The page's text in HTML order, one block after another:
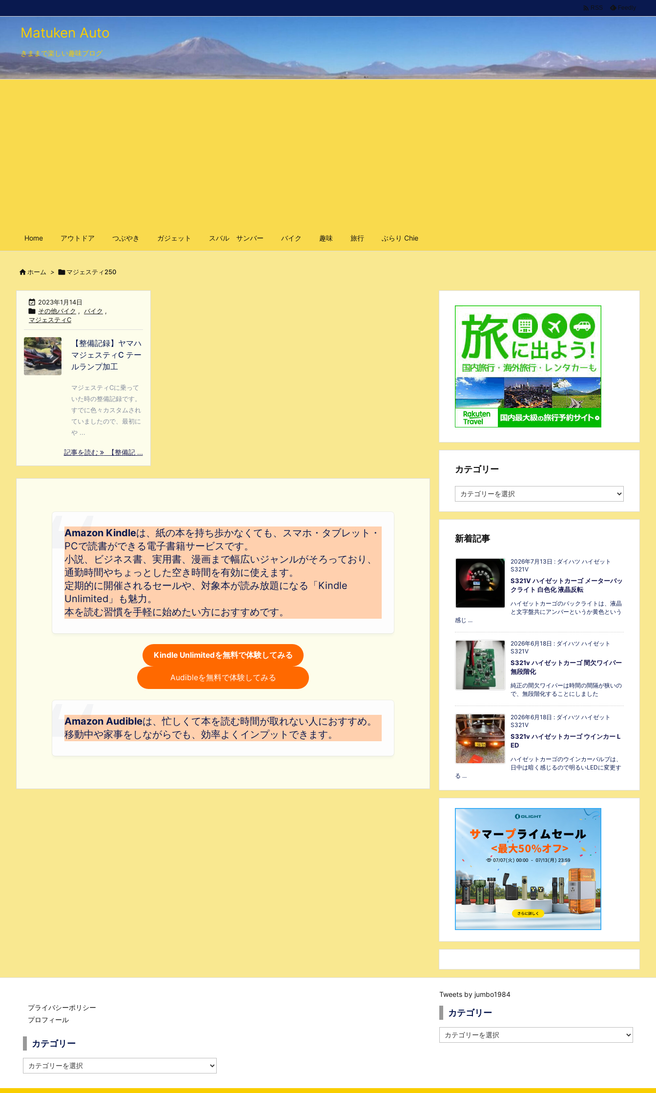
Matuken Auto
きままで楽しい趣味ブログ
Home アウトドア つぶやき ガジェット スバル サンバー バイク 趣味 旅行 ぶらり Chie
 RSS Feedly
ホーム > マジェスティ250
 2023年1月14日
 その他バイク , バイク ,
マジェスティC
【整備記録】ヤマハ
マジェスティC テー
ルランプ加工
マジェスティCに乗って
いた時の整備記録です。
すでに色々カスタムされ
ていましたので、最初に
や ...
記事を読む 【整備記 ...
Amazon Kindleは、紙の本を持ち歩かなくても、スマホ・タブレット・
PCで読書ができる電子書籍サービスです。
小説、ビジネス書、実用書、漫画まで幅広いジャンルがそろっており、
通勤時間やちょっとした空き時間を有効に使えます。
定期的に開催されるセールや、対象本が読み放題になる「Kindle
Unlimited」も魅力。
本を読む習慣を手軽に始めたい方におすすめです。
Kindle Unlimitedを無料で体験してみる
Audibleを無料で体験してみる
Amazon Audibleは、忙しくて本を読む時間が取れない人におすすめ。
移動中や家事をしながらでも、効率よくインプットできます。
カテゴリー
新着記事
2026年7月13日 : ダイハツ ハイゼット
S321V
S321V ハイゼットカーゴ メーターバッ
クライト 白色化 液晶反転
ハイゼットカーゴのバックライトは、液晶
と文字盤共にアンバーというか黄色という
感じ ...
2026年6月18日 : ダイハツ ハイゼット
S321V
S321v ハイゼットカーゴ 間欠ワイパー
無段階化
純正の間欠ワイパーは時間の間隔が狭いの
で、無段階化することにしました
2026年6月18日 : ダイハツ ハイゼット
S321V
S321v ハイゼットカーゴ ウインカー L
ED
ハイゼットカーゴのウインカーバルブは、
日中は暗く感じるので明るいLEDに変更す
る ...
プライバシーポリシー
プロフィール
カテゴリー
Tweets by jumbo1984
カテゴリー